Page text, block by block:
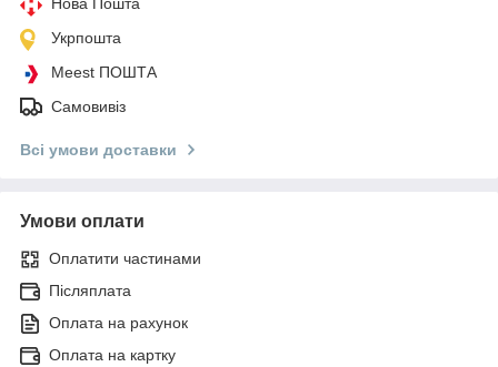
Укрпошта
Meest ПОШТА
Самовивіз
Всі умови доставки
Умови оплати
Оплатити частинами
Післяплата
Оплата на рахунок
Оплата на картку